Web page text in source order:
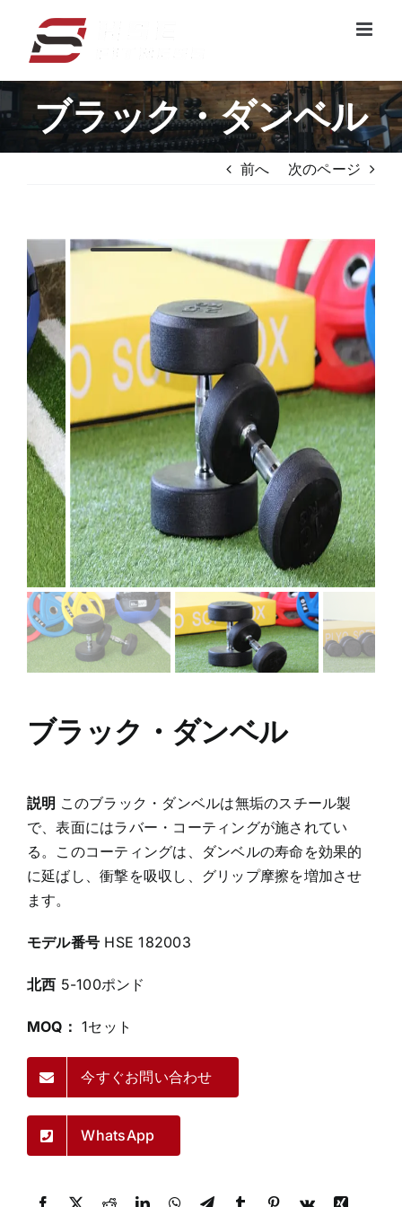
ン
ツ
ス
ブラック・ダンベル
前へ 次のページ
ブラック・ダンベル
説明 このブラック・ダンベルは無垢のスチール製
で、表面にはラバー・コーティングが施されてい
る。このコーティングは、ダンベルの寿命を効果的
に延ばし、衝撃を吸収し、グリップ摩擦を増加させ
ます。
モデル番号 HSE 182003
北西 5-100ポンド
MOQ： 1セット
今すぐお問い合わせ
WhatsApp